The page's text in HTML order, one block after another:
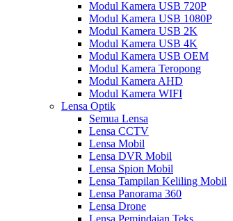
Modul Kamera USB 720P
Modul Kamera USB 1080P
Modul Kamera USB 2K
Modul Kamera USB 4K
Modul Kamera USB OEM
Modul Kamera Teropong
Modul Kamera AHD
Modul Kamera WIFI
Lensa Optik
Semua Lensa
Lensa CCTV
Lensa Mobil
Lensa DVR Mobil
Lensa Spion Mobil
Lensa Tampilan Keliling Mobil
Lensa Panorama 360
Lensa Drone
Lensa Pemindaian Teks